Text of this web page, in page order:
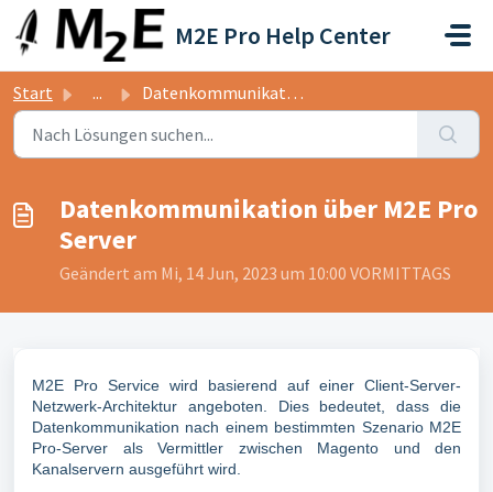
Zum hauptsächlichen Inhalt gehen
M2E Pro Help Center
Start ... Datenkommunikation über M2E Pro Server
Datenkommunikation über M2E Pro
Server
Geändert am Mi, 14 Jun, 2023 um 10:00 VORMITTAGS
M2E Pro Service wird basierend auf einer Client-Server-
Netzwerk-Architektur angeboten. Dies bedeutet, dass die
Datenkommunikation nach einem bestimmten Szenario M2E
Pro-Server als Vermittler zwischen Magento und den
Kanalservern ausgeführt wird.